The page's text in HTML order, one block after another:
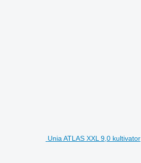
Unia ATLAS XXL 9,0 kultivator